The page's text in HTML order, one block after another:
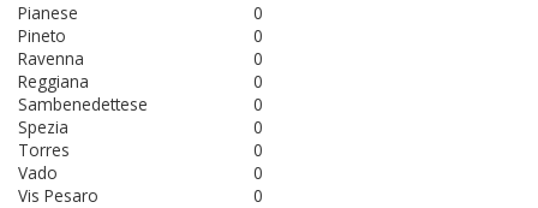
0
Pianese
0
Pineto
0
Ravenna
0
Reggiana
0
Sambenedettese
0
Spezia
0
Torres
0
Vado
0
Vis Pesaro